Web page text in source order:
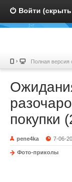
Войти
Полная версия
покупки
pene4ka 7-06-
Фото-приколы